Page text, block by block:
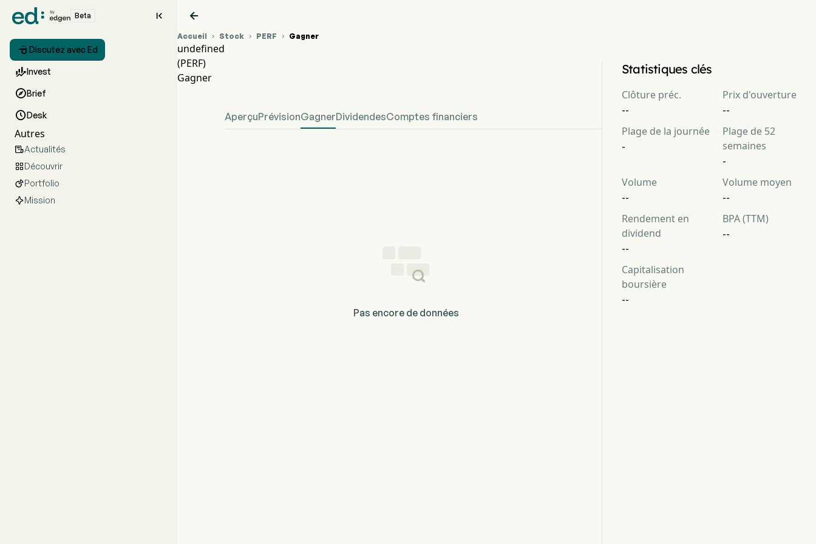
Beta 
 Discutez avec Ed
Invest
Brief
Desk
Autres
Actualités
Découvrir
Portfolio
Mission

Accueil  Stock  PERF  Gagner
undefined
(PERF)
Gagner
AperçuPrévisionGagnerDividendesComptes financiers
Pas encore de données
Statistiques clés
Clôture préc.
--
Prix d'ouverture
--
Plage de la journée
-
Plage de 52
semaines
-
Volume
--
Volume moyen
--
Rendement en
dividend
--
BPA (TTM)
--
Capitalisation
boursière
--